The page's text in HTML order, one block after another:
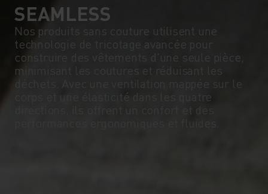
SEAMLESS
Nos produits sans couture utilisent une
technologie de tricotage avancée pour
construire des vêtements d'une seule pièce,
minimisant les coutures et réduisant les
déchets. Avec une ventilation mappée sur le
corps et une élasticité dans les quatre
directions, ils offrent un confort et des
performances ergonomiques et fluides.